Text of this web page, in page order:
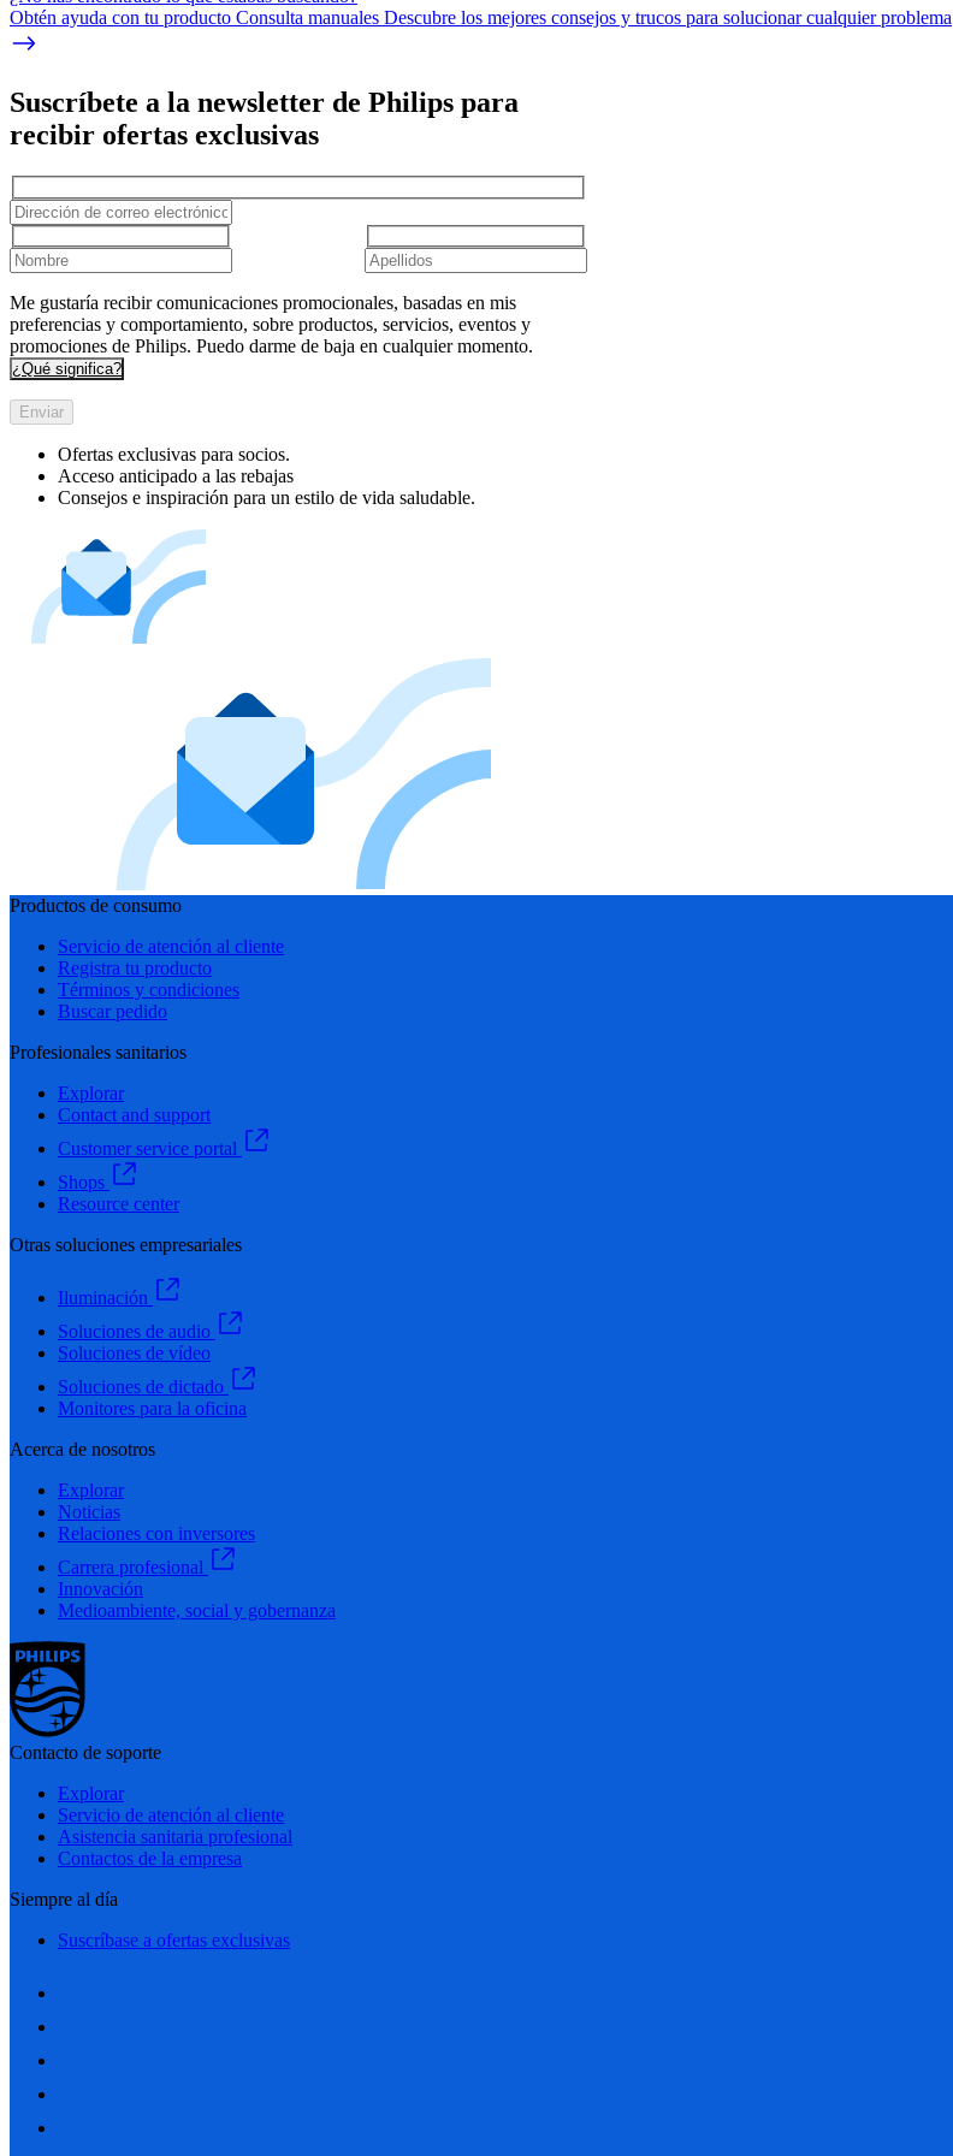
Obtén ayuda con tu producto Consulta manuales Descubre los mejores consejos y trucos para solucionar cualquier problema
Suscríbete a la newsletter de Philips para
recibir ofertas exclusivas
Me gustaría recibir comunicaciones promocionales, basadas en mis
preferencias y comportamiento, sobre productos, servicios, eventos y
promociones de Philips. Puedo darme de baja en cualquier momento.
¿Qué significa?
Enviar
Ofertas exclusivas para socios.
Acceso anticipado a las rebajas
Consejos e inspiración para un estilo de vida saludable.
Productos de consumo
Servicio de atención al cliente
Registra tu producto
Términos y condiciones
Buscar pedido
Profesionales sanitarios
Explorar
Contact and support
Customer service portal
Shops
Resource center
Otras soluciones empresariales
Iluminación
Soluciones de audio
Soluciones de vídeo
Soluciones de dictado
Monitores para la oficina
Acerca de nosotros
Explorar
Noticias
Relaciones con inversores
Carrera profesional
Innovación
Medioambiente, social y gobernanza
Contacto de soporte
Explorar
Servicio de atención al cliente
Asistencia sanitaria profesional
Contactos de la empresa
Siempre al día
Suscríbase a ofertas exclusivas